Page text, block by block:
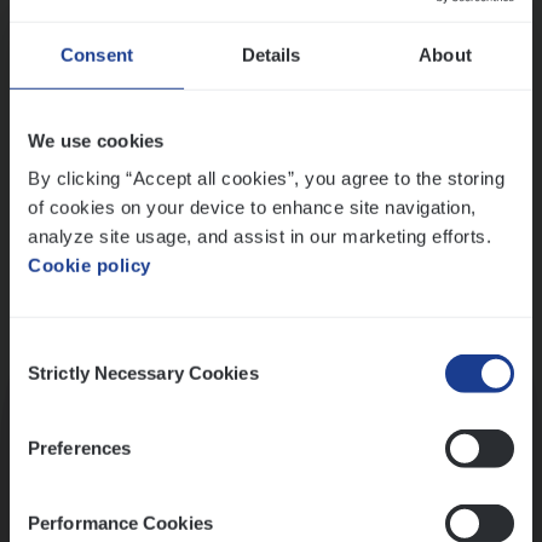
Consent Details About
We use cookies
By clicking “Accept all cookies”, you agree to the storing
of cookies on your device to enhance site navigation,
analyze site usage, and assist in our marketing efforts.
Cookie policy
Selection
Strictly Necessary Cookies
Preferences
Performance Cookies
Ons sollicitatieproces